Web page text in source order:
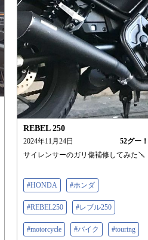
REBEL 250
2024年11月24日 52グー！
サイレンサーのガリ傷補修してみた🪛
#HONDA #ホンダ
#REBEL250 #レブル250
#motorcycle #バイク #touring